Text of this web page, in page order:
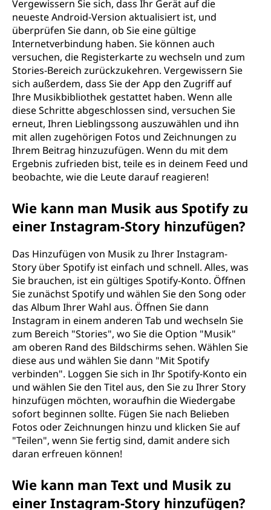
Vergewissern Sie sich, dass Ihr Gerät auf die
neueste Android-Version aktualisiert ist, und
überprüfen Sie dann, ob Sie eine gültige
Internetverbindung haben. Sie können auch
versuchen, die Registerkarte zu wechseln und zum
Stories-Bereich zurückzukehren. Vergewissern Sie
sich außerdem, dass Sie der App den Zugriff auf
Ihre Musikbibliothek gestattet haben. Wenn alle
diese Schritte abgeschlossen sind, versuchen Sie
erneut, Ihren Lieblingssong auszuwählen und ihn
mit allen zugehörigen Fotos und Zeichnungen zu
Ihrem Beitrag hinzuzufügen. Wenn du mit dem
Ergebnis zufrieden bist, teile es in deinem Feed und
beobachte, wie die Leute darauf reagieren!
Wie kann man Musik aus Spotify zu
einer Instagram-Story hinzufügen?
Das Hinzufügen von Musik zu Ihrer Instagram-
Story über Spotify ist einfach und schnell. Alles, was
Sie brauchen, ist ein gültiges Spotify-Konto. Öffnen
Sie zunächst Spotify und wählen Sie den Song oder
das Album Ihrer Wahl aus. Öffnen Sie dann
Instagram in einem anderen Tab und wechseln Sie
zum Bereich "Stories", wo Sie die Option "Musik"
am oberen Rand des Bildschirms sehen. Wählen Sie
diese aus und wählen Sie dann "Mit Spotify
verbinden". Loggen Sie sich in Ihr Spotify-Konto ein
und wählen Sie den Titel aus, den Sie zu Ihrer Story
hinzufügen möchten, woraufhin die Wiedergabe
sofort beginnen sollte. Fügen Sie nach Belieben
Fotos oder Zeichnungen hinzu und klicken Sie auf
"Teilen", wenn Sie fertig sind, damit andere sich
daran erfreuen können!
Wie kann man Text und Musik zu
einer Instagram-Story hinzufügen?